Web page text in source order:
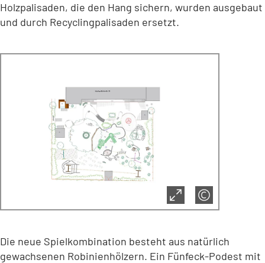
Holzpalisaden, die den Hang sichern, wurden ausgebaut
und durch Recyclingpalisaden ersetzt.
Die neue Spielkombination besteht aus natürlich
gewachsenen Robinienhölzern. Ein Fünfeck-Podest mit